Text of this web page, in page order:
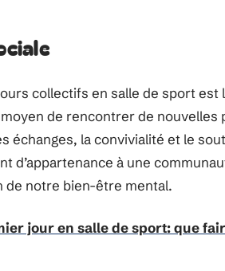
collectifs en salle de sport est
de rencontrer de nouvelles
échanges, la convivialité et le
d’appartenance à une
de notre bien-être mental.
jour en salle de sport: que